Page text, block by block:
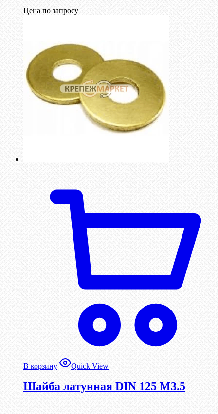
Цена по запросу
В корзину Quick View
Шайба латунная DIN 125 М3.5